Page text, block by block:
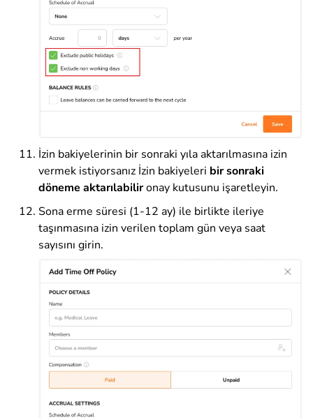
İzin bakiyelerinin bir sonraki yıla aktarılmasına izin
vermek istiyorsanız İzin bakiyeleri bir sonraki
döneme aktarılabilironay kutusunu işaretleyin.
Sona erme süresi (1-12 ay) ile birlikte ileriye
taşınmasına izin verilen toplam gün veya saat
sayısını girin.